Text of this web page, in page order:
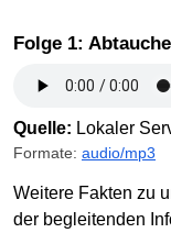
Folge 1:
Quelle: Lokaler
Formate: audio/mp3
Weitere Fakten zu
der begleitenden